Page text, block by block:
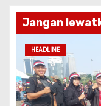
Jangan
HEADLINE